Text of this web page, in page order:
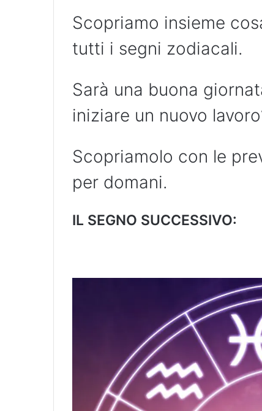
Scopriamo insieme
tutti i segni zodiacali.
Sarà una buona
iniziare un nuovo
Scopriamolo con le
per domani.
IL SEGNO SUCCESSIVO: